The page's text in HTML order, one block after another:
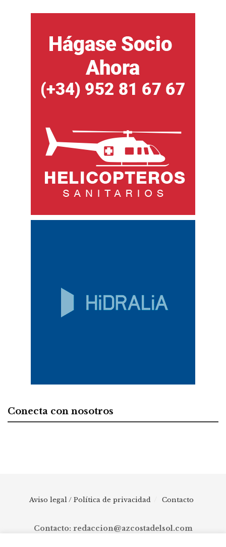
Conecta con nosotros
Aviso legal / Política de privacidad Contacto
Contacto: redaccion@azcostadelsol.com